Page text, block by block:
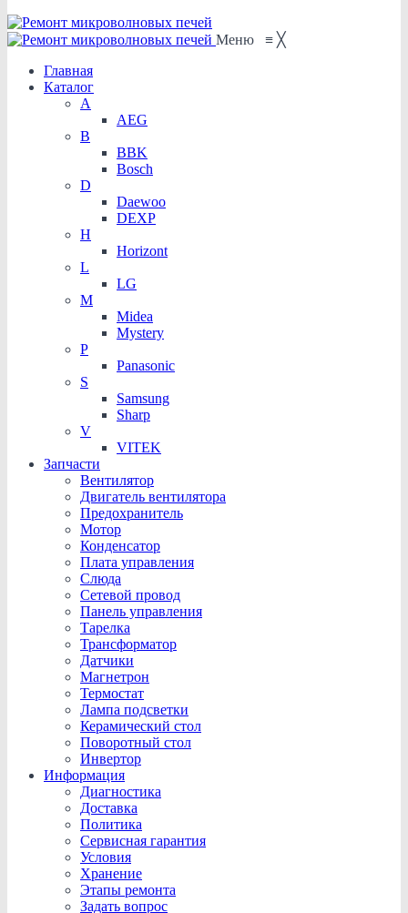
Меню ≡ ╳
Главная
Каталог
A
AEG
B
BBK
Bosch
D
Daewoo
DEXP
H
Horizont
L
LG
M
Midea
Mystery
P
Panasonic
S
Samsung
Sharp
V
VITEK
Запчасти
Вентилятор
Двигатель вентилятора
Предохранитель
Мотор
Конденсатор
Плата управления
Слюда
Сетевой провод
Панель управления
Тарелка
Трансформатор
Датчики
Магнетрон
Термостат
Лампа подсветки
Керамический стол
Поворотный стол
Инвертор
Информация
Диагностика
Доставка
Политика
Сервисная гарантия
Условия
Хранение
Этапы ремонта
Задать вопрос